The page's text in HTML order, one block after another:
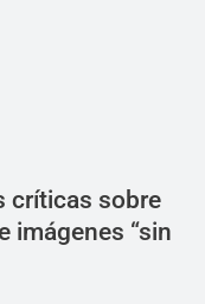
críticas sobre
imágenes “sin